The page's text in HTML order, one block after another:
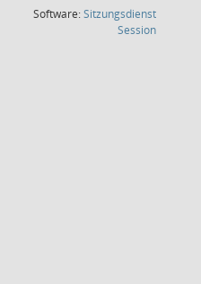
Software:Sitzungsdienst
Session(Wird in